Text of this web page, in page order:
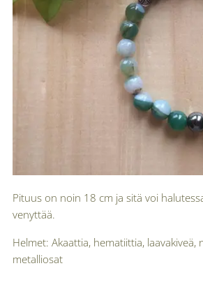
Pituus on noin 18 cm ja sitä voi
venyttää.
Helmet: Akaattia, hematiittia, laavakiveä,
metalliosat